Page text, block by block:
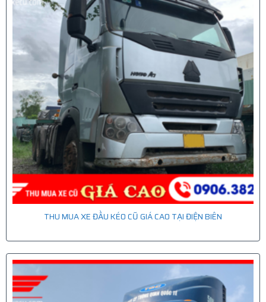
THU MUA XE ĐẦU KÉO CŨ GIÁ CAO TẠI ĐIỆN BIÊN